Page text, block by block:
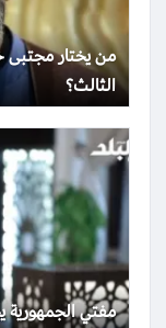
من يختار مجتبى
الثالث؟
مفتي الجمهورية